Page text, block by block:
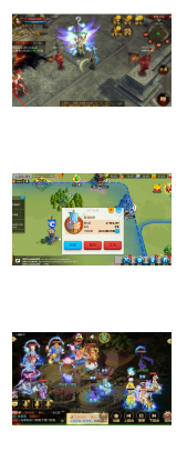
精准加点、装备锻造养
于解锁觉醒技能、获得
是完成朱雀堂书院偷书